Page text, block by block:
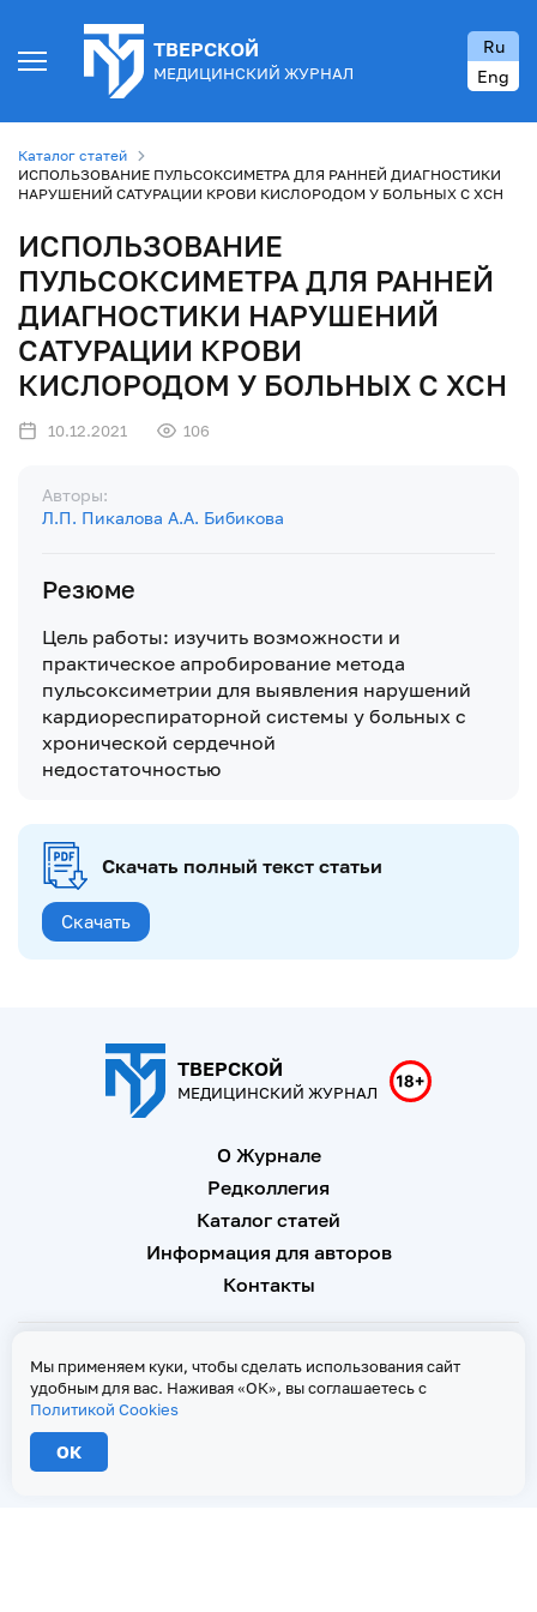
ТВЕРСКОЙ
МЕДИЦИНСКИЙ ЖУРНАЛ
Ru
Eng
Каталог статей
ИСПОЛЬЗОВАНИЕ ПУЛЬСОКСИМЕТРА ДЛЯ РАННЕЙ ДИАГНОСТИКИ
НАРУШЕНИЙ САТУРАЦИИ КРОВИ КИСЛОРОДОМ У БОЛЬНЫХ С ХСН
ИСПОЛЬЗОВАНИЕ
ПУЛЬСОКСИМЕТРА ДЛЯ РАННЕЙ
ДИАГНОСТИКИ НАРУШЕНИЙ
САТУРАЦИИ КРОВИ
КИСЛОРОДОМ У БОЛЬНЫХ С ХСН
10.12.2021 106
Авторы:
Л.П. Пикалова А.А. Бибикова
Резюме
Цель работы: изучить возможности и
практическое апробирование метода
пульсоксиметрии для выявления нарушений
кардиореспираторной системы у больных с
хронической сердечной
недостаточностью
Скачать полный текст статьи
Скачать
ТВЕРСКОЙ
МЕДИЦИНСКИЙ ЖУРНАЛ
О Журнале
Редколлегия
Каталог статей
Информация для авторов
Контакты
При копировании текстов ссылка на страницу-первоисточник обязательна
Свидетельство о регистрации Эл № ФС 77 - 67146 от 16
сентября 2016 г
Мы применяем куки, чтобы сделать использования сайт
удобным для вас. Наживая «ОК», вы соглашаетесь с
Политикой Cookies
ОК